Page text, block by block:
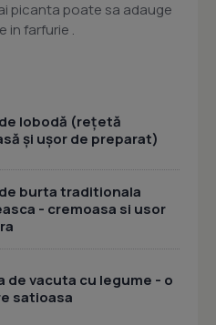
picanta poate sa adauge
in farfurie .
lobodă (rețetă
și ușor de preparat)
burta traditionala
- cremoasa si usor
de vacuta cu legume - o
satioasa